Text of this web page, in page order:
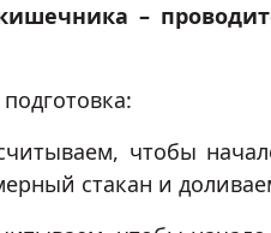
–
чтобы
стакан и